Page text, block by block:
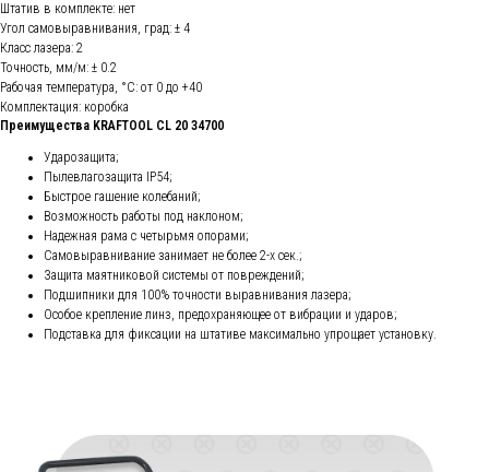
Штатив в комплекте: нет
Угол самовыравнивания, град: ± 4
Класс лазера: 2
Точность, мм/м: ± 0.2
Рабочая температура, °С: от 0 до +40
Комплектация: коробка
Преимущества KRAFTOOL CL 20 34700
Ударозащита;
Пылевлагозащита IP54;
Быстрое гашение колебаний;
Возможность работы под наклоном;
Надежная рама с четырьмя опорами;
Самовыравнивание занимает не более 2-х сек.;
Защита маятниковой системы от повреждений;
Подшипники для 100% точности выравнивания лазера;
Особое крепление линз, предохраняющее от вибрации и ударов;
Подставка для фиксации на штативе максимально упрощает установку.